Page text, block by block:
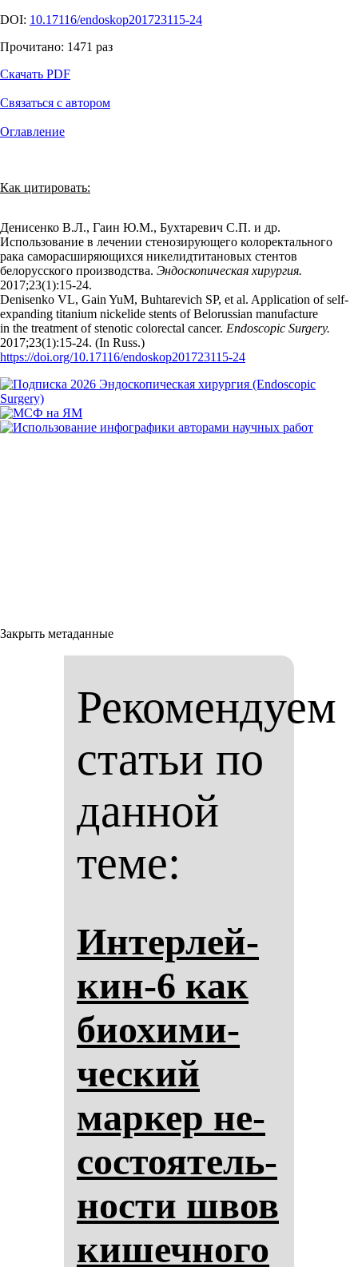
DOI: 10.17116/endoskop201723115-24
Прочитано: 1471 раз
Скачать PDF
Связаться с автором
Оглавление
Как цитировать:
Денисенко В.Л., Гаин Ю.М., Бухтаревич С.П. и др.
Использование в лечении стенозирующего колоректального
рака саморасширяющихся никелидтитановых стентов
белорусского производства. Эндоскопическая хирургия.
2017;23(1):15‑24.
Denisenko VL, Gain YuM, Buhtarevich SP, et al. Application of self-
expanding titanium nickelide stents of Belorussian manufacture
in the treatment of stenotic colorectal cancer. Endoscopic Surgery.
2017;23(1):15‑24. (In Russ.)
https://doi.org/10.17116/endoskop201723115-24
Закрыть метаданные
Рекомендуем
статьи по
данной
теме:
Ин­тер­лей­
кин-6 как
би­охи­ми­
чес­кий
мар­кер не­
сос­то­ятель­
нос­ти швов
ки­шеч­но­го